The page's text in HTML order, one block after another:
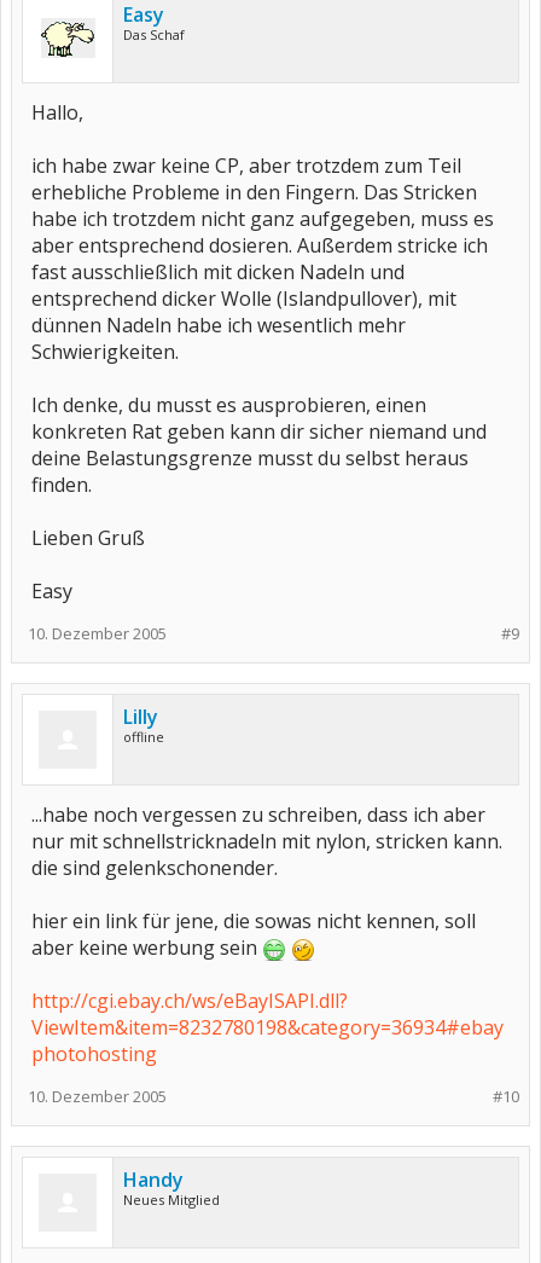
Easy
Das Schaf
Hallo,
ich habe zwar keine CP, aber trotzdem zum Teil
erhebliche Probleme in den Fingern. Das Stricken
habe ich trotzdem nicht ganz aufgegeben, muss es
aber entsprechend dosieren. Außerdem stricke ich
fast ausschließlich mit dicken Nadeln und
entsprechend dicker Wolle (Islandpullover), mit
dünnen Nadeln habe ich wesentlich mehr
Schwierigkeiten.
Ich denke, du musst es ausprobieren, einen
konkreten Rat geben kann dir sicher niemand und
deine Belastungsgrenze musst du selbst heraus
finden.
Lieben Gruß
Easy
#9
10. Dezember 2005
Lilly
offline
...habe noch vergessen zu schreiben, dass ich aber
nur mit schnellstricknadeln mit nylon, stricken kann.
die sind gelenkschonender.
hier ein link für jene, die sowas nicht kennen, soll
aber keine werbung sein
http://cgi.ebay.ch/ws/eBayISAPI.dll?
ViewItem&item=8232780198&category=36934#ebay
photohosting
#10
10. Dezember 2005
Handy
Neues Mitglied